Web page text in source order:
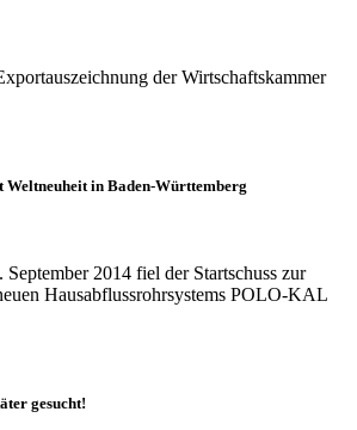
der Wirtschaftskammer
in Baden-Württemberg
2014 fiel der Startschuss zur
Hausabflussrohrsystems POLO-KAL
gesucht!